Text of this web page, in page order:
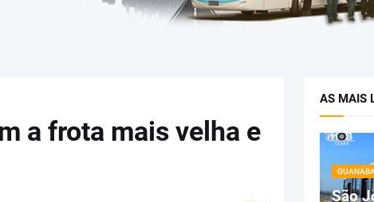
a frota mais velha e
AS MAIS
São